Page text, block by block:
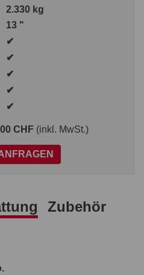
2.330 kg
13 "
✔
✔
✔
✔
✔
CHF (inkl. MwSt.)
Zubehör